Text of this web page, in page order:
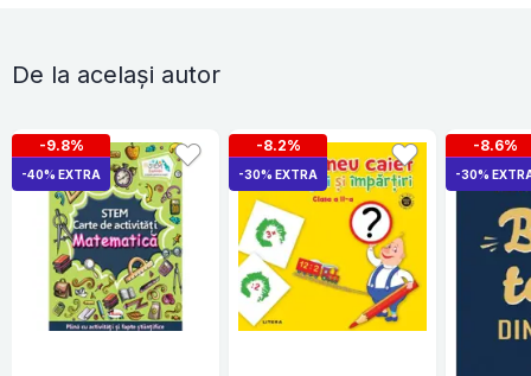
De la același autor
-9.8%
-40% EXTRA
-8.2%
-30% EXTRA
-8.6%
-30%